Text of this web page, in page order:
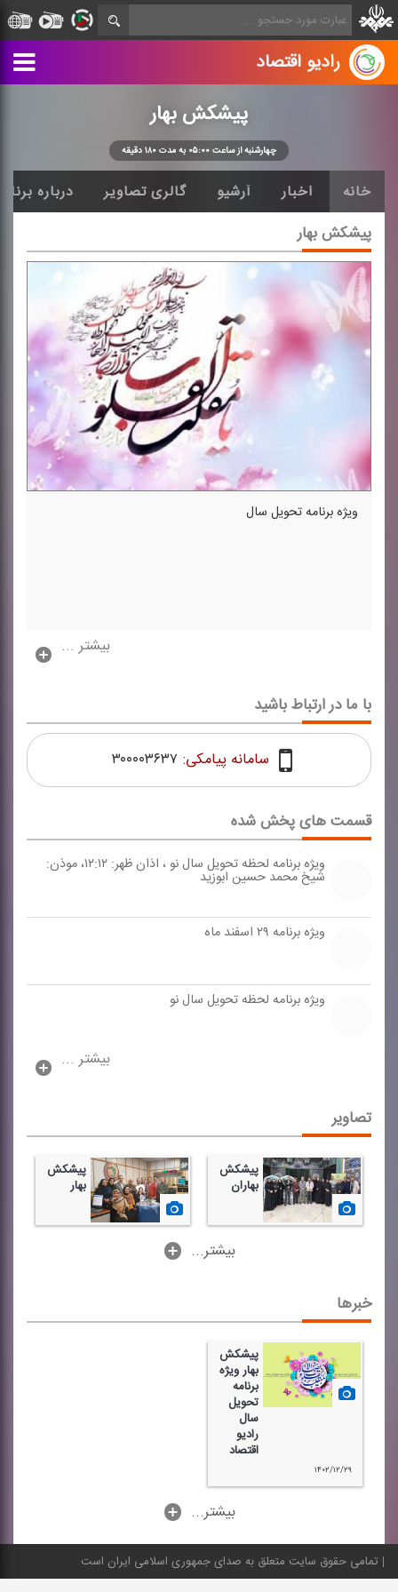
رادیو اقتصاد
پیشكش بهار
چهارشنبه از ساعت ۰۵:۰۰ به مدت ۱۸۰ دقیقه
خانه اخبار آرشیو گالری تصاویر درباره
پیشكش بهار
ویژه برنامه تحویل سال
بیشتر ...
قسمت های پخش شده
ویژه برنامه لحظه تحویل سال نو ، اذان ظهر: ۱۲:۱۲، موذن:
شیخ محمد حسین ابوزید
ویژه برنامه ۲۹ اسفند ماه
ویژه برنامه لحظه تحویل سال نو
بیشتر ...
با ما در ارتباط باشید
سامانه پیامکی: ۳۰۰۰۰۳۶۳۷
تصاویر
پیشكش
بهاران
۱۴۰۴/۰۱/۱۷
پیشكش
بهار
۱۴۰۳/۰۱/۱۴
...بیشتر
خبرها
پیشكش
بهار ویژه
برنامه
تحویل
سال
رادیو
اقتصاد
۱۴۰۲/۱۲/۲۹
...بیشتر
تمامی حقوق سایت متعلق به صدای جمهوری اسلامی ایران است